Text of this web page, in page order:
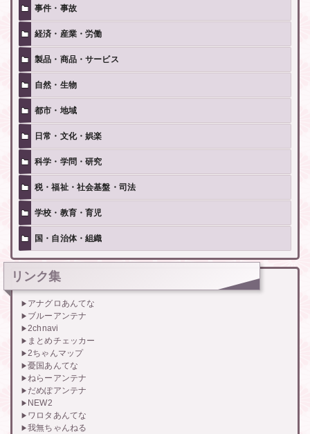
事件・事故
経済・産業・労働
製品・商品・サービス
自然・生物
都市・地域
日常・文化・娯楽
科学・学問・研究
税・福祉・社会基盤・司法
学校・教育・育児
国・自治体・組織
リンク集
アナグロあんてな
ブルーアンテナ
2chnavi
まとめチェッカー
2ちゃんマップ
憂国あんてな
ねらーアンテナ
だめぽアンテナ
NEW2
ワロタあんてな
我無ちゃんねる